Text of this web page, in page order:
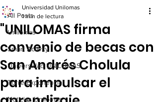
All Posts
Unilomas
Smart Activity
Universidad UNILOMAS
Torre Exponencial
Noticias Unilomas
"UNILOMAS firma
convenio de becas con
San Andrés Cholula
para impulsar el
Universidad Unilomas
1 min de lectura